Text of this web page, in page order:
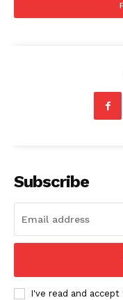
Company
Subscribe
I've read and accept